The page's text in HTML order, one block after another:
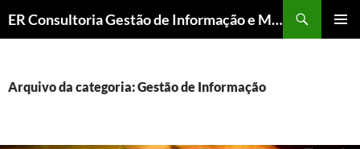
ER Consultoria Gestão de Informação e Memória Institucional
CONTEÚDO
Arquivo da categoria: Gestão de Informação